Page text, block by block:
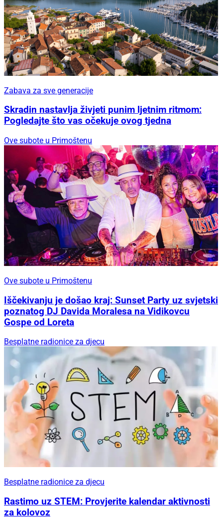
Zabava za sve generacije
Skradin nastavlja živjeti punim ljetnim ritmom:
Pogledajte što vas očekuje ovog tjedna
Ove subote u Primoštenu
Ove subote u Primoštenu
Iščekivanju je došao kraj: Sunset Party uz svjetski
poznatog DJ Davida Moralesa na Vidikovcu
Gospe od Loreta
Besplatne radionice za djecu
Besplatne radionice za djecu
Rastimo uz STEM: Provjerite kalendar aktivnosti
za kolovoz